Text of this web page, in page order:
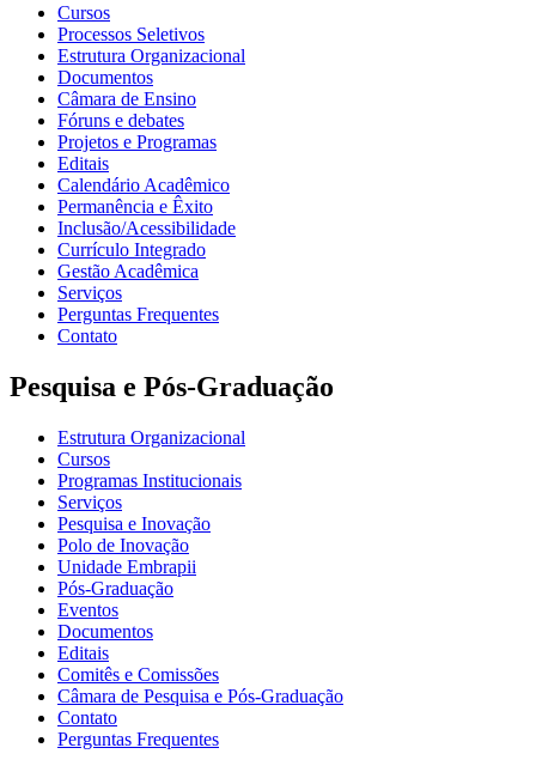
Cursos
Processos Seletivos
Estrutura Organizacional
Documentos
Câmara de Ensino
Fóruns e debates
Projetos e Programas
Editais
Calendário Acadêmico
Permanência e Êxito
Inclusão/Acessibilidade
Currículo Integrado
Gestão Acadêmica
Serviços
Perguntas Frequentes
Contato
Pesquisa e Pós-Graduação
Estrutura Organizacional
Cursos
Programas Institucionais
Serviços
Pesquisa e Inovação
Polo de Inovação
Unidade Embrapii
Pós-Graduação
Eventos
Documentos
Editais
Comitês e Comissões
Câmara de Pesquisa e Pós-Graduação
Contato
Perguntas Frequentes